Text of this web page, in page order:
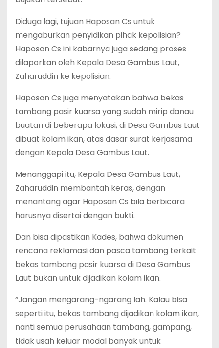
Diduga lagi, tujuan Haposan Cs untuk
mengaburkan penyidikan pihak kepolisian?
Haposan Cs ini kabarnya juga sedang proses
dilaporkan oleh Kepala Desa Gambus Laut,
Zaharuddin ke kepolisian.
Haposan Cs juga menyatakan bahwa bekas
tambang pasir kuarsa yang sudah mirip danau
buatan di beberapa lokasi, di Desa Gambus Laut
dibuat kolam ikan, atas dasar surat kerjasama
dengan Kepala Desa Gambus Laut.
Menanggapi itu, Kepala Desa Gambus Laut,
Zaharuddin membantah keras, dengan
menantang agar Haposan Cs bila berbicara
harusnya disertai dengan bukti.
Dan bisa dipastikan Kades, bahwa dokumen
rencana reklamasi dan pasca tambang terkait
bekas tambang pasir kuarsa di Desa Gambus
Laut bukan untuk dijadikan kolam ikan.
“Jangan mengarang-ngarang lah. Kalau bisa
seperti itu, bekas tambang dijadikan kolam ikan,
nanti semua perusahaan tambang, gampang,
tidak usah keluar modal banyak untuk